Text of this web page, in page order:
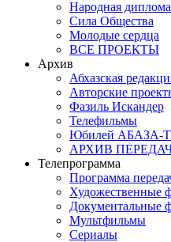
Народная
Сила Общества
Молодые сердца
ВСЕ ПРОЕКТЫ
Архив
Абхазская
Авторские
Фазиль Искандер
Телефильмы
Юбилей АБАЗА-
АРХИВ
Телепрограмма
Программа
Художественные
Документальные
Мультфильмы
Сериалы